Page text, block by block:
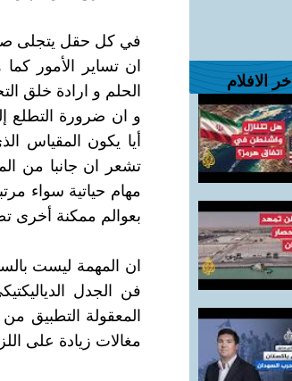
اخر الافلام
في كل حقل يتجلى
ان تساير الأمور
الحلم و ارادة خلق
و ان ضرورة التطلع
أيا يكون المقياس
تشعر ان جانبا من
مهام حياتية سواء
بعوالم ممكنة أخرى
ان المهمة ليست
فن الجدل
المعقولة
مغالات زيادة على